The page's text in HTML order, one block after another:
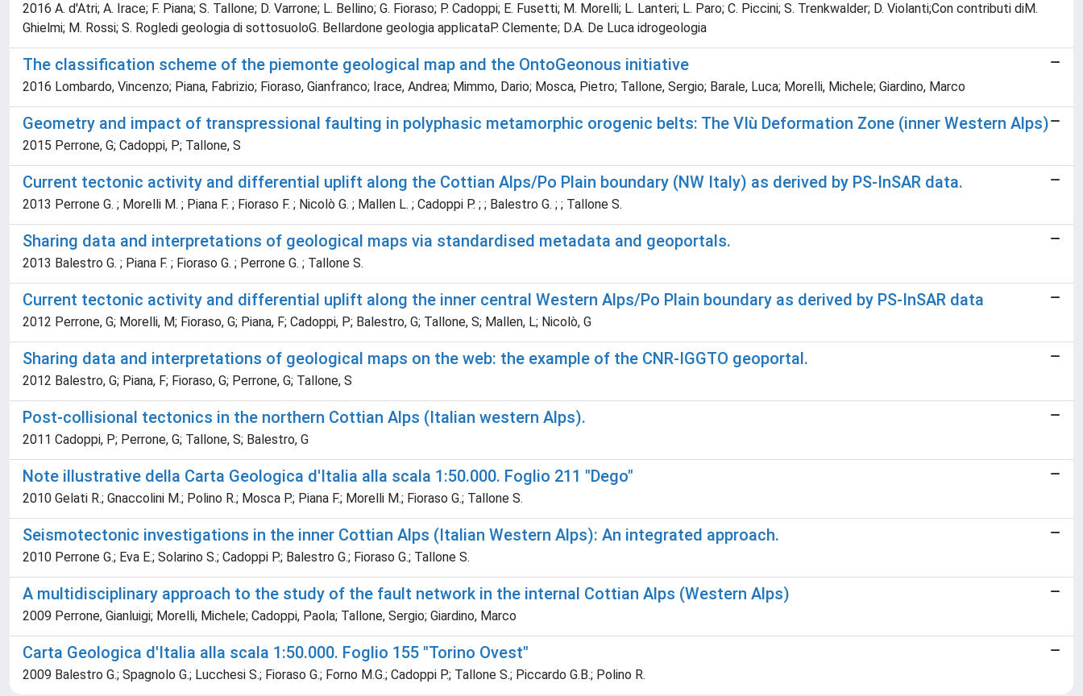
2016 A. d'Atri; A. Irace; F. Piana; S. Tallone; D. Varrone; L. Bellino; G. Fioraso; P. Cadoppi; E. Fusetti; M. Morelli; L. Lanteri; L. Paro; C. Piccini; S. Trenkwalder; D. Violanti;Con contributi diM.
Ghielmi; M. Rossi; S. Rogledi geologia di sottosuoloG. Bellardone geologia applicataP. Clemente; D.A. De Luca idrogeologia
The classification scheme of the piemonte geological map and the OntoGeonous initiative
2016 Lombardo, Vincenzo; Piana, Fabrizio; Fioraso, Gianfranco; Irace, Andrea; Mimmo, Dario; Mosca, Pietro; Tallone, Sergio; Barale, Luca; Morelli, Michele; Giardino, Marco
Geometry and impact of transpressional faulting in polyphasic metamorphic orogenic belts: The VIù Deformation Zone (inner Western Alps)
2015 Perrone, G; Cadoppi, P; Tallone, S
Current tectonic activity and differential uplift along the Cottian Alps/Po Plain boundary (NW Italy) as derived by PS-InSAR data.
2013 Perrone G. ; Morelli M. ; Piana F. ; Fioraso F. ; Nicolò G. ; Mallen L. ; Cadoppi P. ; ; Balestro G. ; ; Tallone S.
Sharing data and interpretations of geological maps via standardised metadata and geoportals.
2013 Balestro G. ; Piana F. ; Fioraso G. ; Perrone G. ; Tallone S.
Current tectonic activity and differential uplift along the inner central Western Alps/Po Plain boundary as derived by PS-InSAR data
2012 Perrone, G; Morelli, M; Fioraso, G; Piana, F; Cadoppi, P; Balestro, G; Tallone, S; Mallen, L; Nicolò, G
Sharing data and interpretations of geological maps on the web: the example of the CNR-IGGTO geoportal.
2012 Balestro, G; Piana, F; Fioraso, G; Perrone, G; Tallone, S
Post-collisional tectonics in the northern Cottian Alps (Italian western Alps).
2011 Cadoppi, P; Perrone, G; Tallone, S; Balestro, G
Note illustrative della Carta Geologica d'Italia alla scala 1:50.000. Foglio 211 "Dego"
2010 Gelati R.; Gnaccolini M.; Polino R.; Mosca P.; Piana F.; Morelli M.; Fioraso G.; Tallone S.
Seismotectonic investigations in the inner Cottian Alps (Italian Western Alps): An integrated approach.
2010 Perrone G.; Eva E.; Solarino S.; Cadoppi P.; Balestro G.; Fioraso G.; Tallone S.
A multidisciplinary approach to the study of the fault network in the internal Cottian Alps (Western Alps)
2009 Perrone, Gianluigi; Morelli, Michele; Cadoppi, Paola; Tallone, Sergio; Giardino, Marco
Carta Geologica d'Italia alla scala 1:50.000. Foglio 155 "Torino Ovest"
2009 Balestro G.; Spagnolo G.; Lucchesi S.; Fioraso G.; Forno M.G.; Cadoppi P.; Tallone S.; Piccardo G.B.; Polino R.